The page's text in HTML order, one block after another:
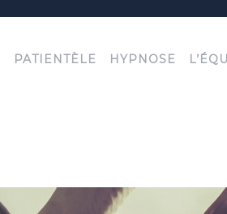
PATIENTÈLE HYPNOSE